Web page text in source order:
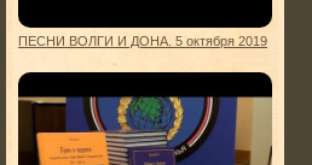
ПЕСНИ ВОЛГИ И ДОНА. 5 октября 2019